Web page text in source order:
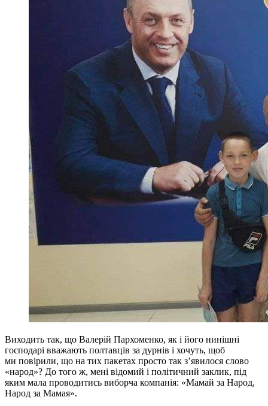
Виходить так, що Валерій Пархоменко, як і його нинішні
господарі вважають полтавців за дурнів і хочуть, щоб
ми повірили, що на тих пакетах просто так з’явилося слово
«народ»? До того ж, мені відомий і політичний заклик, під
яким мала проводитись виборча компанія: «Мамай за Народ,
Народ за Мамая».